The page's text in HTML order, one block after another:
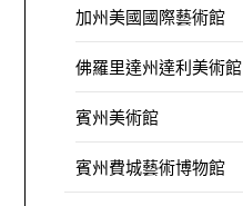
加州美國國際藝術館
佛羅里達州達利美術館
賓州美術館
賓州費城藝術博物館